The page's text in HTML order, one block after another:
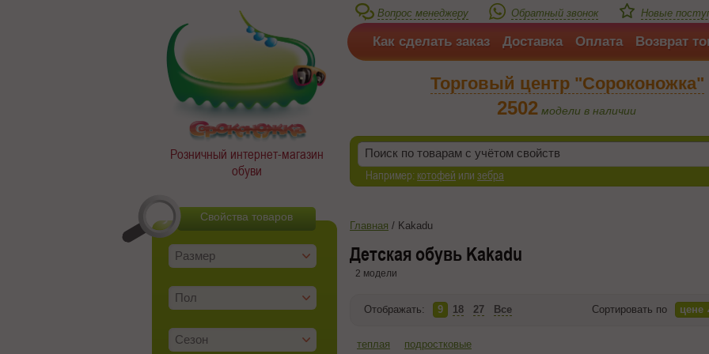
Розничный интернет-магазин
обуви
Например:котофей илизебра
Вопрос менеджеру Обратный звонок Новые
Как сделать заказ Доставка Оплата Возврат
Торговый центр "Сороконожка"
2502 модели в наличии
Размер
Пол
Сезон
Свойства товаров
Главная / Kakadu
Детская обувь Kakadu
2 модели
Отображать: 9 18 27 Все Сортировать по цене
теплая подростковые